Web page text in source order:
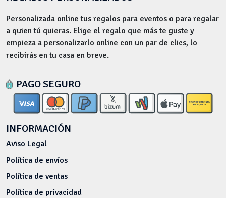
Personalizada online tus regalos para eventos o para regalar
a quien tú quieras. Elige el regalo que más te guste y
empieza a personalizarlo online con un par de clics, lo
recibirás en tu casa en breve.
PAGO SEGURO
INFORMACIÓN
Aviso Legal
Política de envíos
Política de ventas
Política de privacidad